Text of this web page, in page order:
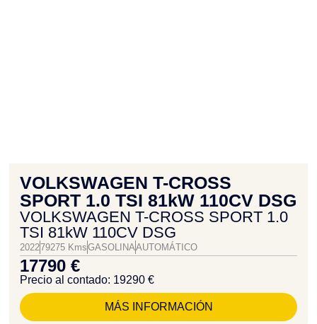
VOLKSWAGEN T-CROSS
SPORT 1.0 TSI 81kW 110CV DSG
VOLKSWAGEN T-CROSS SPORT 1.0
TSI 81kW 110CV DSG
202279275 KmsGASOLINAAUTOMÁTICO
17790 €
Precio al contado: 19290 €
MÁS INFORMACIÓN